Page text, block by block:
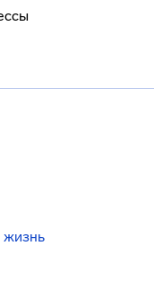
жизнь